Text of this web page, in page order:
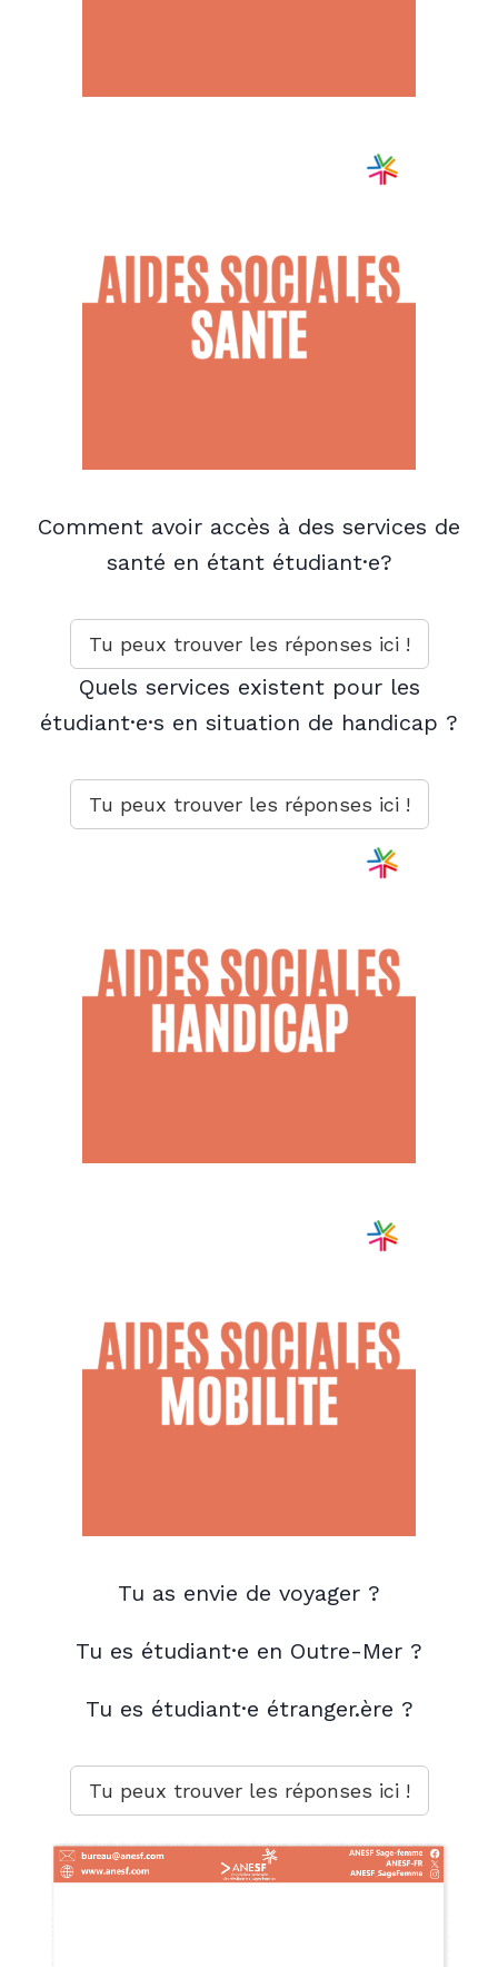
Comment avoir accès à des services de
santé en étant étudiant·e?
Tu peux trouver les réponses ici !
Quels services existent pour les
étudiant·e·s en situation de handicap ?
Tu peux trouver les réponses ici !
Tu as envie de voyager ?
Tu es étudiant·e en Outre-Mer ?
Tu es étudiant·e étranger.ère ?
Tu peux trouver les réponses ici !